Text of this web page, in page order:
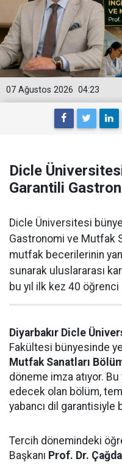
04:23
07 Ağustos 2026
Dicle
Garantili
Dicle Üniversitesi
Gastronomi ve Mutfak
mutfak becerilerinin
sunarak uluslararası
bu yıl ilk kez 40 öğrenci
Diyarbakır Dicle
Fakültesi bünyesinde
Mutfak Sanatları
döneme imza atıyor.
edecek olan bölüm,
yabancı dil garantisiyle
Tercih dönemindeki
Başkanı Prof. Dr.